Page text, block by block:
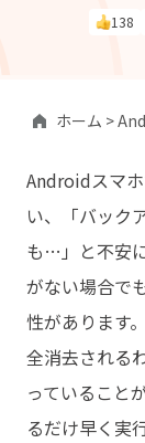
138
ホーム >
Androidスマ
い、「バック
も…」と不安
がない場合で
性があります
全消去される
っていること
るだけ早く実